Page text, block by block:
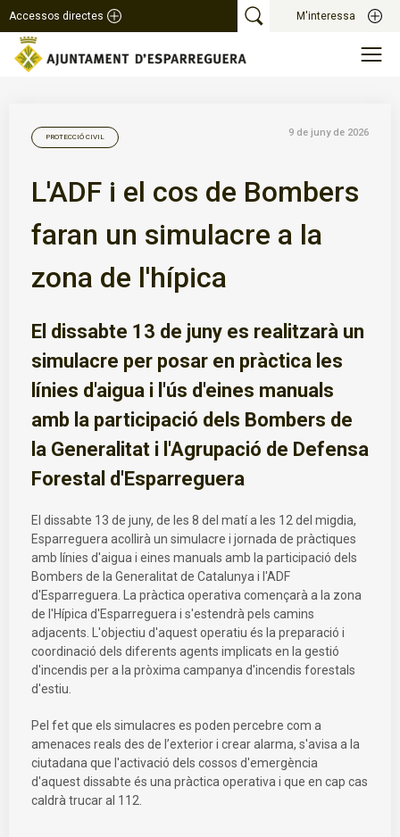
Accessos directes M'interessa
PROTECCIÓ CIVIL 9 de juny de 2026
L'ADF i el cos de Bombers
faran un simulacre a la
zona de l'hípica
El dissabte 13 de juny es realitzarà un
simulacre per posar en pràctica les
línies d'aigua i l'ús d'eines manuals
amb la participació dels Bombers de
la Generalitat i l'Agrupació de Defensa
Forestal d'Esparreguera
El dissabte 13 de juny, de les 8 del matí a les 12 del migdia,
Esparreguera acollirà un simulacre i jornada de pràctiques
amb línies d'aigua i eines manuals amb la participació dels
Bombers de la Generalitat de Catalunya i l'ADF
d'Esparreguera. La pràctica operativa començarà a la zona
de l'Hípica d'Esparreguera i s'estendrà pels camins
adjacents. L'objectiu d'aquest operatiu és la preparació i
coordinació dels diferents agents implicats en la gestió
d'incendis per a la pròxima campanya d'incendis forestals
d'estiu.
Pel fet que els simulacres es poden percebre com a
amenaces reals des de l’exterior i crear alarma, s'avisa a la
ciutadana que l'activació dels cossos d'emergència
d'aquest dissabte és una pràctica operativa i que en cap cas
caldrà trucar al 112.